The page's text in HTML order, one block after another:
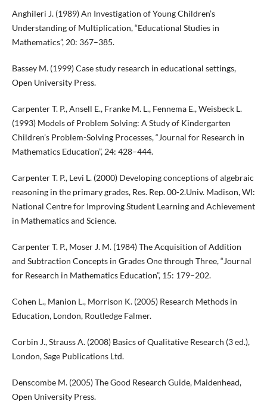
Anghileri J. (1989) An Investigation of Young Children’s
Understanding of Multiplication, “Educational Studies in
Mathematics”, 20: 367–385.
Bassey M. (1999) Case study research in educational settings,
Open University Press.
Carpenter T. P., Ansell E., Franke M. L., Fennema E., Weisbeck L.
(1993) Models of Problem Solving: A Study of Kindergarten
Children’s Problem-Solving Processes, “Journal for Research in
Mathematics Education”, 24: 428–444.
Carpenter T. P., Levi L. (2000) Developing conceptions of algebraic
reasoning in the primary grades, Res. Rep. 00-2.Univ. Madison, WI:
National Centre for Improving Student Learning and Achievement
in Mathematics and Science.
Carpenter T. P., Moser J. M. (1984) The Acquisition of Addition
and Subtraction Concepts in Grades One through Three, “Journal
for Research in Mathematics Education”, 15: 179–202.
Cohen L., Manion L., Morrison K. (2005) Research Methods in
Education, London, Routledge Falmer.
Corbin J., Strauss A. (2008) Basics of Qualitative Research (3 ed.),
London, Sage Publications Ltd.
Denscombe M. (2005) The Good Research Guide, Maidenhead,
Open University Press.